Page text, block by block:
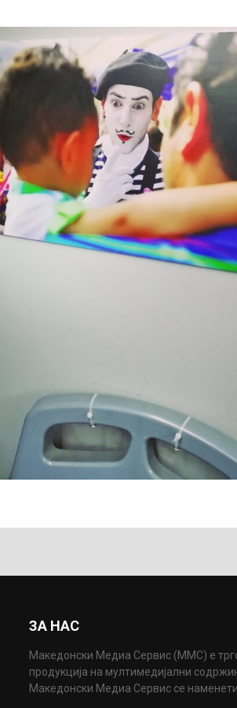
ЗА НАС
Македонски Медиа Сервис (ММС) е
продукција на мултимедијални
Македонски Медиа Сервис се